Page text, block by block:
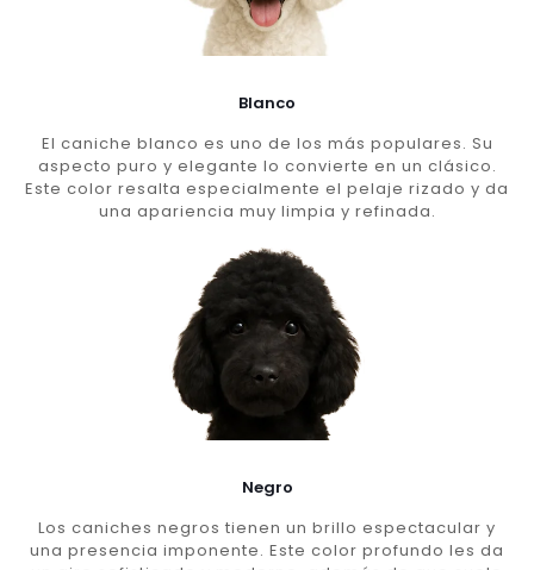
Blanco
El caniche blanco es uno de los más populares. Su
aspecto puro y elegante lo convierte en un clásico.
Este color resalta especialmente el pelaje rizado y da
una apariencia muy limpia y refinada.
Negro
Los caniches negros tienen un brillo espectacular y
una presencia imponente. Este color profundo les da